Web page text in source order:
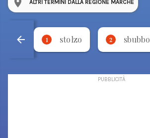
ALTRI TERMINI DALLA REGIONE MARCHE
1 stolzo 2 sbubbo